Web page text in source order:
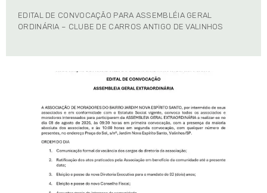
EDITAL DE CONVOCAÇÃO PARA ASSEMBLÉIA GERAL
ORDINÁRIA – CLUBE DE CARROS ANTIGO DE VALINHOS